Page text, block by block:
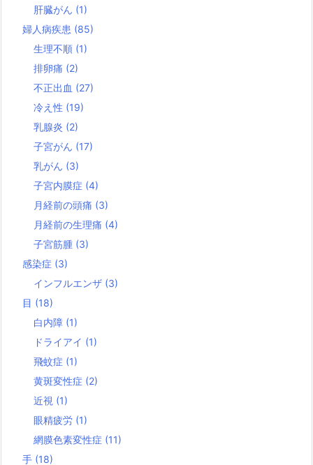
肝臓がん (1)
婦人病疾患 (85)
生理不順 (1)
排卵痛 (2)
不正出血 (27)
冷え性 (19)
乳腺炎 (2)
子宮がん (17)
乳がん (3)
子宮内膜症 (4)
月経前の頭痛 (3)
月経前の生理痛 (4)
子宮筋腫 (3)
感染症 (3)
インフルエンザ (3)
目 (18)
白内障 (1)
ドライアイ (1)
飛蚊症 (1)
黄斑変性症 (2)
近視 (1)
眼精疲労 (1)
網膜色素変性症 (11)
手 (18)